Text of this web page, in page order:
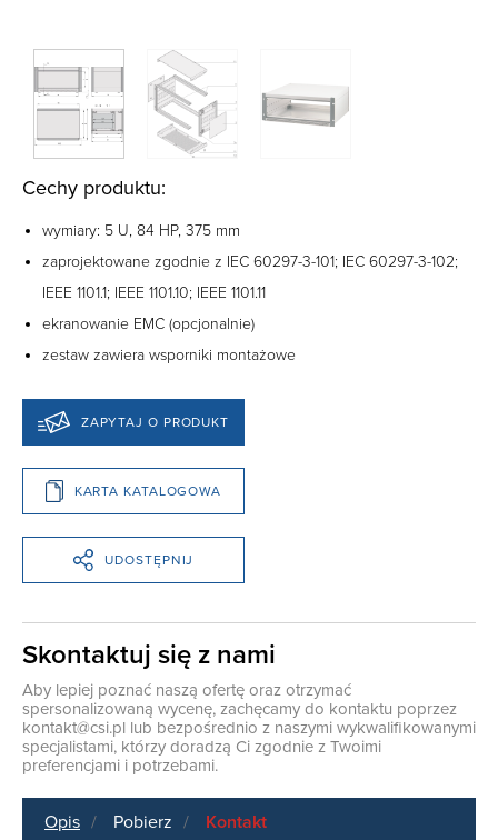
Cechy produktu:
wymiary: 5 U, 84 HP, 375 mm
zaprojektowane zgodnie z IEC 60297-3-101; IEC 60297-3-102;
IEEE 1101.1; IEEE 1101.10; IEEE 1101.11
ekranowanie EMC (opcjonalnie)
zestaw zawiera wsporniki montażowe
ZAPYTAJ O PRODUKT
KARTA KATALOGOWA
UDOSTĘPNIJ
Skontaktuj się z nami
Aby lepiej poznać naszą ofertę oraz otrzymać
spersonalizowaną wycenę, zachęcamy do kontaktu poprzez
kontakt@csi.pl lub bezpośrednio z naszymi wykwalifikowanymi
specjalistami, którzy doradzą Ci zgodnie z Twoimi
preferencjami i potrzebami.
Opis Pobierz Kontakt